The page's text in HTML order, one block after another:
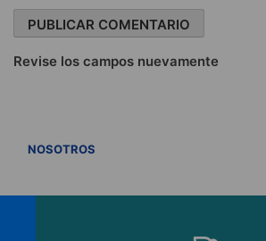
Revise los campos nuevamente
NOSOTROS